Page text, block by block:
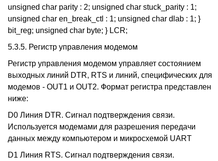
unsigned char parity : 2; unsigned char stuck_parity : 1;
unsigned char en_break_ctl : 1; unsigned char dlab : 1; }
bit_reg; unsigned char byte; } LCR;
5.3.5. Регистр управления модемом
Регистр управления модемом управляет состоянием
выходных линий DTR, RTS и линий, специфических для
модемов - OUT1 и OUT2. Формат регистра представлен
ниже:
D0 Линия DTR. Сигнал подтверждения связи.
Используется модемами для разрешения передачи
данных между компьютером и микросхемой UART
D1 Линия RTS. Сигнал подтверждения связи.